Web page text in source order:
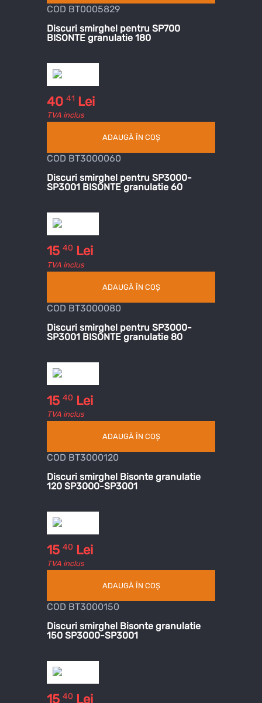
COD BT0005829
Discuri smirghel pentru SP700
BISONTE granulatie 180
40 41 Lei
TVA inclus
ADAUGĂ ÎN COȘ
COD BT3000060
Discuri smirghel pentru SP3000-
SP3001 BISONTE granulatie 60
15 40 Lei
TVA inclus
ADAUGĂ ÎN COȘ
COD BT3000080
Discuri smirghel pentru SP3000-
SP3001 BISONTE granulatie 80
15 40 Lei
TVA inclus
ADAUGĂ ÎN COȘ
COD BT3000120
Discuri smirghel Bisonte granulatie
120 SP3000-SP3001
15 40 Lei
TVA inclus
ADAUGĂ ÎN COȘ
COD BT3000150
Discuri smirghel Bisonte granulatie
150 SP3000-SP3001
15 40 Lei